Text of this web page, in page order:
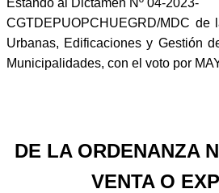
Estando al Dictamen Nº 04-2023-
CGTDEPUOPCHUEGRD/MDC de
Urbanas, Edificaciones y Gestión
Municipalidades, con el voto por
DE LA ORDENANZA
VENTA O